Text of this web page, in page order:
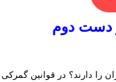
دست دوم
را دارند؟ در قوانین گمرکی